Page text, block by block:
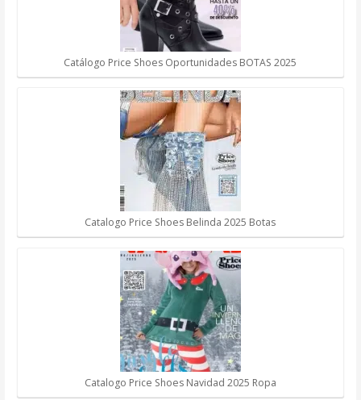
Catálogo Price Shoes Oportunidades BOTAS 2025
Catalogo Price Shoes Belinda 2025 Botas
Catalogo Price Shoes Navidad 2025 Ropa